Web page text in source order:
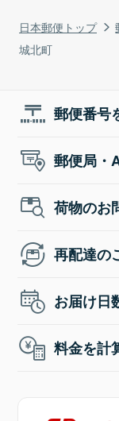
日本郵便トップ
城北町
郵便番号
郵便局・
荷物のお
再配達の
お届け日
料金を計